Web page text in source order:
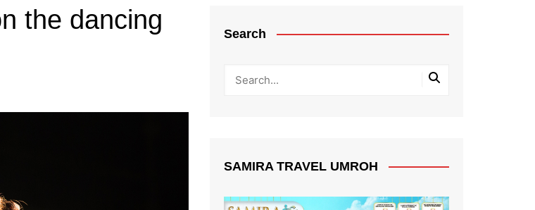
the dancing
Search
SAMIRA TRAVEL UMROH